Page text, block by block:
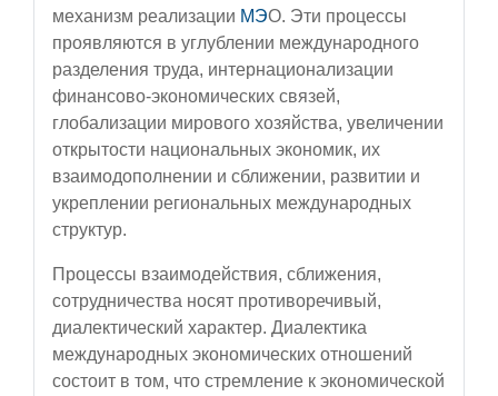
механизм реализации МЭО. Эти процессы
проявляются в углублении международного
разделения труда, интернационализации
финансово-экономических связей,
глобализации мирового хозяйства, увеличении
открытости национальных экономик, их
взаимодополнении и сближении, развитии и
укреплении региональных международных
структур.
Процессы взаимодействия, сближения,
сотрудничества носят противоречивый,
диалектический характер. Диалектика
международных экономических отношений
состоит в том, что стремление к экономической